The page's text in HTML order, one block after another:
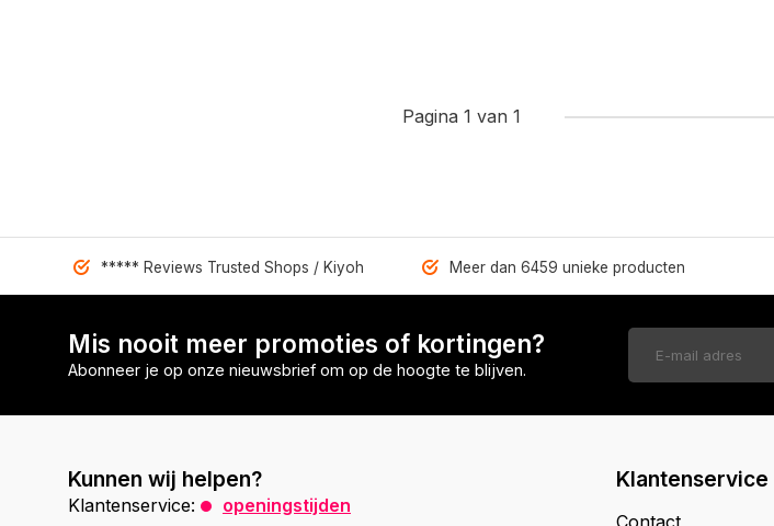
Pagina 1 van 1
***** Reviews Trusted Shops / Kiyoh Meer dan 6459 unieke producten
Mis nooit meer promoties of kortingen?
Abonneer je op onze nieuwsbrief om op de hoogte te blijven.
Kunnen wij helpen?
Klantenservice: openingstijden
Klantenservice
Contact